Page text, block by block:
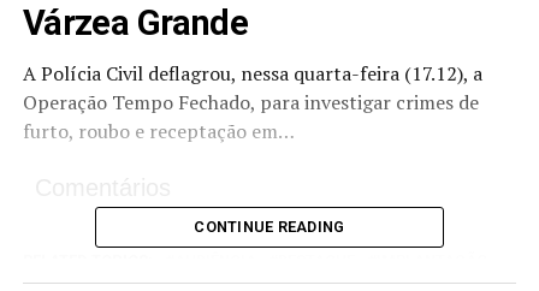
Várzea Grande
A Polícia Civil deflagrou, nessa quarta-feira (17.12), a
Operação Tempo Fechado, para investigar crimes de
furto, roubo e receptação em…
MATO
MATO-GROSSO MATOGROSSO MATRINCHÃ
MT
CONTINUE READING